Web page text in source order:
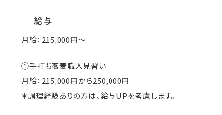
給与
月給：215,000円～
①手打ち蕎麦職人見習い
月給：215,000円から250,000円
＊調理経験ありの方は、給与UPを考慮します。